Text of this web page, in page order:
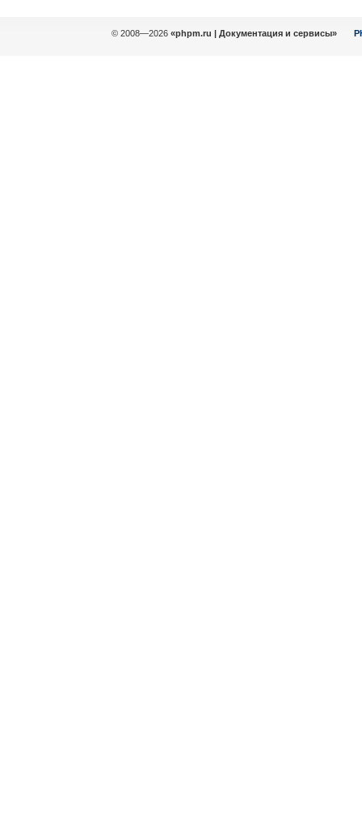
© 2008—2026 «phpm.ru | Документация и сервисы»